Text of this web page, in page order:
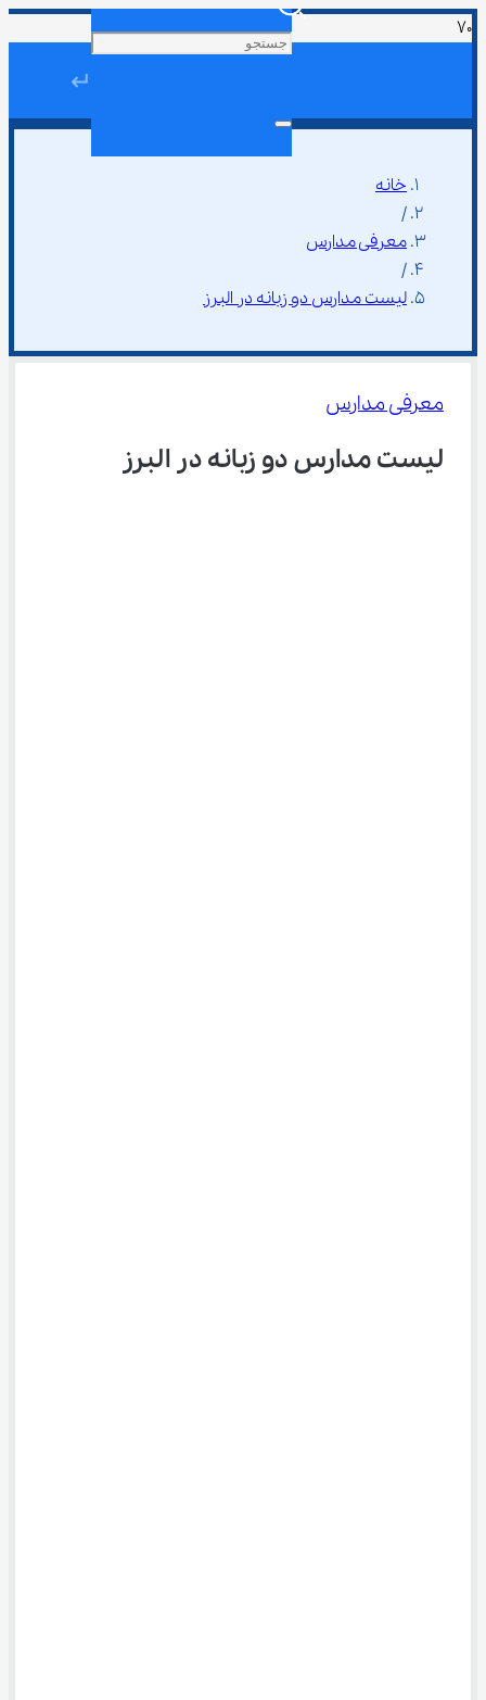
↵
خانه
/
معرفی مدارس
/
لیست مدارس دو زبانه در البرز
معرفی مدارس
لیست مدارس دو زبانه در البرز